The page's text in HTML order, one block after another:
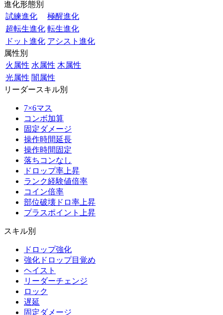
進化形態別
試練進化
極醒進化
超転生進化 転生進化
ドット進化 アシスト進化
属性別
火属性 水属性 木属性
光属性 闇属性
リーダースキル別
7×6マス
コンボ加算
固定ダメージ
操作時間延長
操作時間固定
落ちコンなし
ドロップ率上昇
ランク経験値倍率
コイン倍率
部位破壊ドロ率上昇
プラスポイント上昇
スキル別
ドロップ強化
強化ドロップ目覚め
ヘイスト
リーダーチェンジ
ロック
遅延
固定ダメージ